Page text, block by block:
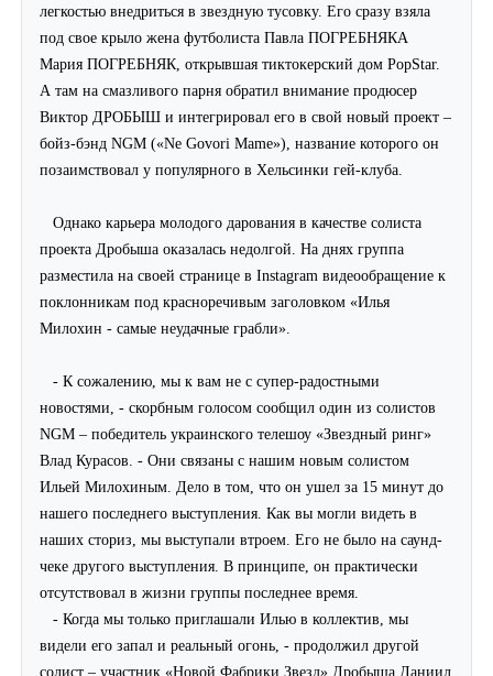
легкостью внедриться в звездную тусовку. Его сразу взяла
под свое крыло жена футболиста Павла ПОГРЕБНЯКА
Мария ПОГРЕБНЯК, открывшая тиктокерский дом PopStar.
А там на смазливого парня обратил внимание продюсер
Виктор ДРОБЫШ и интегрировал его в свой новый проект –
бойз-бэнд NGM («Ne Govori Mame»), название которого он
позаимствовал у популярного в Хельсинки гей-клуба.
Однако карьера молодого дарования в качестве солиста
проекта Дробыша оказалась недолгой. На днях группа
разместила на своей странице в Instagram видеообращение к
поклонникам под красноречивым заголовком «Илья
Милохин - самые неудачные грабли».
- К сожалению, мы к вам не с супер-радостными
новостями, - скорбным голосом сообщил один из солистов
NGM – победитель украинского телешоу «Звездный ринг»
Влад Курасов. - Они связаны с нашим новым солистом
Ильей Милохиным. Дело в том, что он ушел за 15 минут до
нашего последнего выступления. Как вы могли видеть в
наших сториз, мы выступали втроем. Его не было на саунд-
чеке другого выступления. В принципе, он практически
отсутствовал в жизни группы последнее время.
- Когда мы только приглашали Илью в коллектив, мы
видели его запал и реальный огонь, - продолжил другой
солист – участник «Новой Фабрики Звезд» Дробыша Даниил